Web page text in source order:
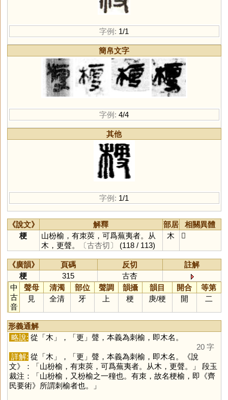
字例: 1/1
簡帛文字
字例: 4/4
其他
字例: 1/1
《說文》 解釋 部居
相關異體
梗
山枌榆，有朿莢，可爲蕪夷者。从
木，更聲。
〔古杏切〕 (118 / 113)
木 𣖀
《廣韻》 頁碼 反切
註解
梗
315
古杏
中
古
音
聲母 清濁 部位 聲調 韻攝 韻目 開合
等第
見
全清 牙 上 梗 庚/梗 開 二
形義通解
略說: 從「木」，「更 」聲，本義為刺榆，即木名。
20 字
詳解: 從「木」，「更 」聲，本義為刺榆，即木名。《說
文》：「山枌榆，有朿莢，可爲蕪夷者。从木，更聲。」 段玉
裁注：「山枌榆，又枌榆之一穜也。有朿，故名梗榆，即《齊
民要術》所謂刺榆者也。」